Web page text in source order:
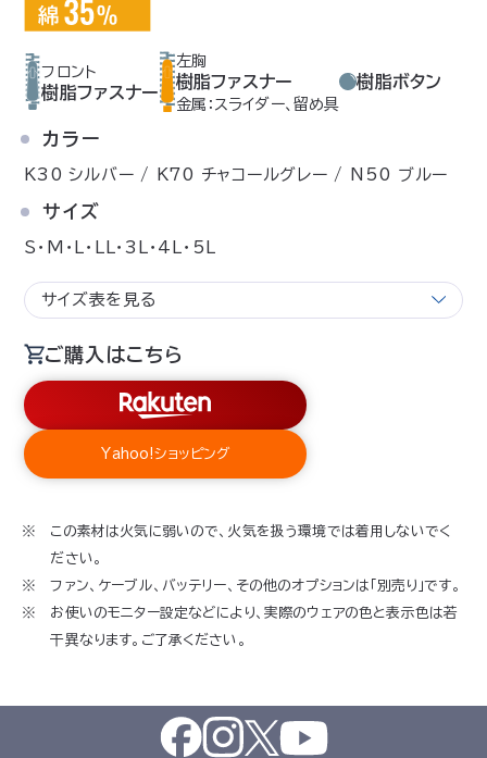
フロント
樹脂ファスナー
左胸
樹脂ファスナー
金属：スライダー、留め具
樹脂ボタン
カラー
K30 シルバー / K70 チャコールグレー / N50 ブルー
サイズ
S・M・L・LL・3L・4L・5L
サイズ表を見る
ご購入はこちら
Yahoo!ショッピング
この素材は火気に弱いので、火気を扱う環境では着用しないでく
ださい。
ファン、ケーブル、バッテリー、その他のオプションは「別売り」です。
お使いのモニター設定などにより、実際のウェアの色と表示色は若
干異なります。ご了承ください。